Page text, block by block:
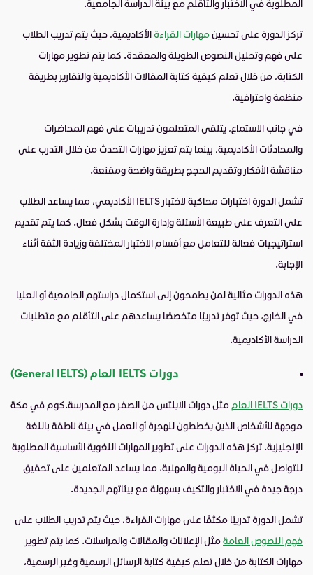
المطلوبة في الاختبار والتأقلم مع بيئة الدراسة الجامعية.
تركز الدورة على تحسينمهارات القراءة الأكاديمية، حيث يتم تدريب الطلاب
على فهم وتحليل النصوص الطويلة والمعقدة. كما يتم تطوير مهارات
الكتابة، من خلال تعلم كيفية كتابة المقالات الأكاديمية والتقارير بطريقة
منظمة واحترافية.
في جانب الاستماع، يتلقى المتعلمون تدريبات على فهم المحاضرات
والمحادثات الأكاديمية، بينما يتم تعزيز مهارات التحدث من خلال التدرب على
مناقشة الأفكار وتقديم الحجج بطريقة واضحة ومقنعة.
تشمل الدورة اختبارات محاكية لاختبار IELTS الأكاديمي، مما يساعد الطلاب
على التعرف على طبيعة الأسئلة وإدارة الوقت بشكل فعال. كما يتم تقديم
استراتيجيات فعالة للتعامل مع أقسام الاختبار المختلفة وزيادة الثقة أثناء
الإجابة.
هذه الدورات مثالية لمن يطمحون إلى استكمال دراستهم الجامعية أو العليا
في الخارج، حيث توفر تدريبًا متخصصًا يساعدهم على التأقلم مع متطلبات
الدراسة الأكاديمية.
دورات IELTS العام (General IELTS)
دورات IELTS العام
مثل دورات الايلتس من الصفر مع المدرسة.كوم في مكة
موجهة للأشخاص الذين يخططون للهجرة أو العمل في بيئة ناطقة باللغة
الإنجليزية. تركز هذه الدورات على تطوير المهارات اللغوية الأساسية المطلوبة
للتواصل في الحياة اليومية والمهنية، مما يساعد المتعلمين على تحقيق
درجة جيدة في الاختبار والتكيف بسهولة مع بيئاتهم الجديدة.
تشمل الدورة تدريبًا مكثفًا على مهارات القراءة، حيث يتم تدريب الطلاب على
فهم النصوص العامةمثل الإعلانات والمقالات والمراسلات. كما يتم تطوير
مهارات الكتابة من خلال تعلم كيفية كتابة الرسائل الرسمية وغير الرسمية،